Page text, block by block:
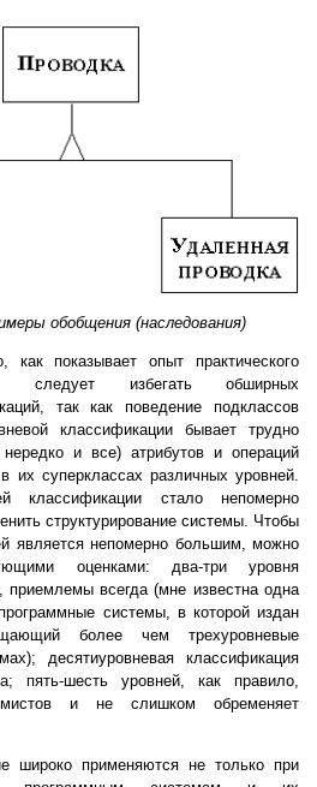
обобщения (наследования)
как показывает опыт практического
следует избегать обширных
так как поведение подклассов
классификации бывает трудно
и все) атрибутов и операций
их суперклассах различных уровней.
классификации стало непомерно
структурирование системы. Чтобы
является непомерно большим, можно
оценками: два-три уровня
приемлемы всегда (мне известна одна
системы, в которой издан
более чем трехуровневые
десятиуровневая классификация
пять-шесть уровней, как правило,
и не слишком обременяет
широко применяются не только при